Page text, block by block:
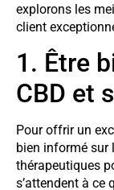
explorons les
client
1. Être
CBD et
Pour offrir un
bien informé sur
thérapeutiques
s’attendent à ce